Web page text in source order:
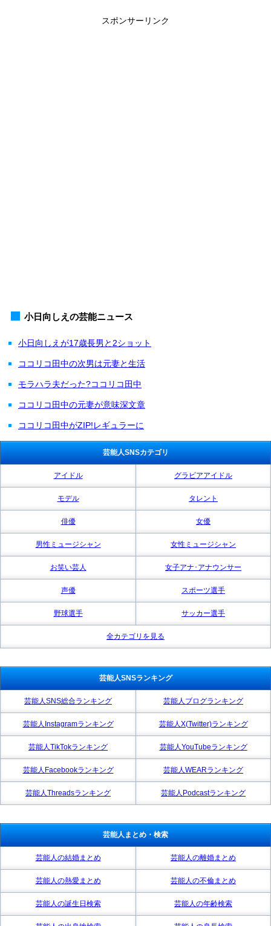
スポンサーリンク
小日向しえの芸能ニュース
小日向しえが17歳長男と2ショット
ココリコ田中の次男は元妻と生活
モラハラ夫だった?ココリコ田中
ココリコ田中の元妻が意味深文章
ココリコ田中がZIP!レギュラーに
芸能人SNSカテゴリ
アイドル グラビアアイドル
モデル タレント
俳優 女優
男性ミュージシャン 女性ミュージシャン
お笑い芸人 女子アナ･アナウンサー
声優 スポーツ選手
野球選手 サッカー選手
全カテゴリを見る
芸能人SNSランキング
芸能人SNS総合ランキング 芸能人ブログランキング
芸能人Instagramランキング 芸能人X(Twitter)ランキング
芸能人TikTokランキング 芸能人YouTubeランキング
芸能人Facebookランキング 芸能人WEARランキング
芸能人Threadsランキング 芸能人Podcastランキング
芸能人まとめ・検索
芸能人の結婚まとめ 芸能人の離婚まとめ
芸能人の熱愛まとめ 芸能人の不倫まとめ
芸能人の誕生日検索 芸能人の年齢検索